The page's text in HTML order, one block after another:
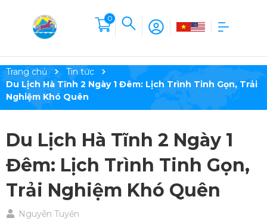
0
Trang chủ
Tin tức
Du Lịch Hà Tĩnh 2 Ngày 1 Đêm: Lịch Trình Tinh Gọn, Trải
Nghiệm Khó Quên
Du Lịch Hà Tĩnh 2 Ngày 1
Đêm: Lịch Trình Tinh Gọn,
Trải Nghiệm Khó Quên
Nguyễn Tuyền